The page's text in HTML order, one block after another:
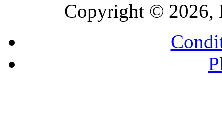
Copyright © 2026,